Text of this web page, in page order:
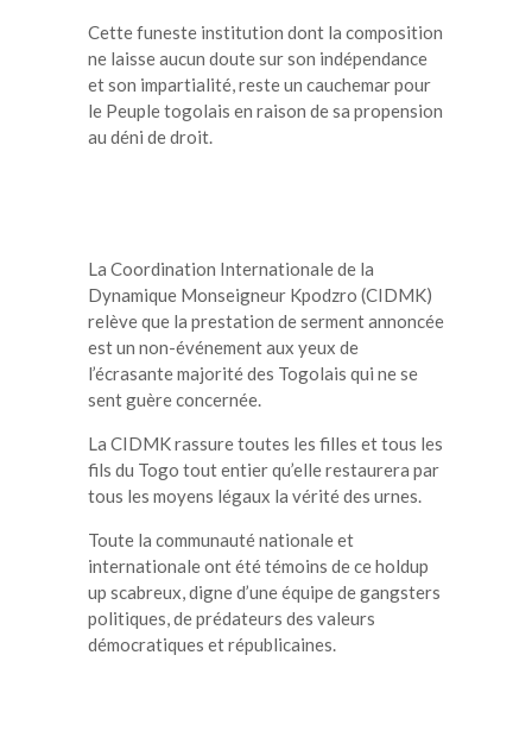
Cette funeste institution dont la composition
ne laisse aucun doute sur son indépendance
et son impartialité, reste un cauchemar pour
le Peuple togolais en raison de sa propension
au déni de droit.
La Coordination Internationale de la
Dynamique Monseigneur Kpodzro (CIDMK)
relève que la prestation de serment annoncée
est un non-événement aux yeux de
l’écrasante majorité des Togolais qui ne se
sent guère concernée.
La CIDMK rassure toutes les filles et tous les
fils du Togo tout entier qu’elle restaurera par
tous les moyens légaux la vérité des urnes.
Toute la communauté nationale et
internationale ont été témoins de ce holdup
up scabreux, digne d’une équipe de gangsters
politiques, de prédateurs des valeurs
démocratiques et républicaines.